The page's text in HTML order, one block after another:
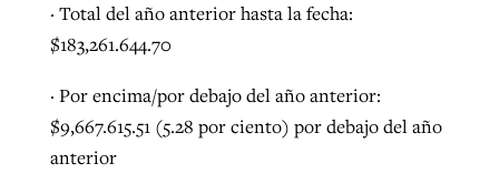
· Total del año anterior hasta la fecha:
$183,261.644.70
· Por encima/por debajo del año anterior:
$9,667.615.51 (5.28 por ciento) por debajo del año
anterior